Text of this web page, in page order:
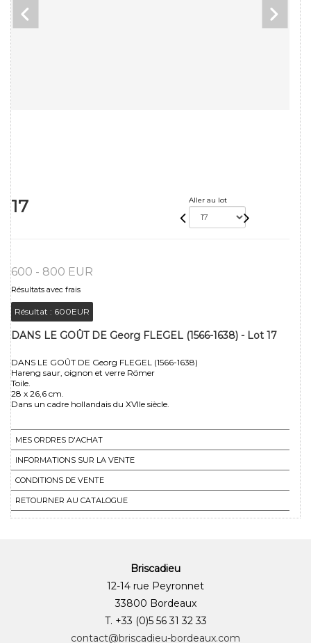
17 Aller au lot
600 - 800 EUR
Résultats avec frais
Résultat : 600EUR
DANS LE GOÛT DE Georg FLEGEL (1566-1638) - Lot 17
DANS LE GOÛT DE Georg FLEGEL (1566-1638)
Hareng saur, oignon et verre Römer
Toile.
28 x 26,6 cm.
MES ORDRES D'ACHAT
INFORMATIONS SUR LA VENTE
CONDITIONS DE VENTE
RETOURNER AU CATALOGUE
Briscadieu
12-14 rue Peyronnet
33800 Bordeaux
T. +33 (0)5 56 31 32 33
contact@briscadieu-bordeaux.com